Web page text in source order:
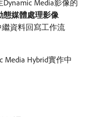
Media影像的
態媒體處理影像
繼資料回寫工作流
Media Hybrid實作中